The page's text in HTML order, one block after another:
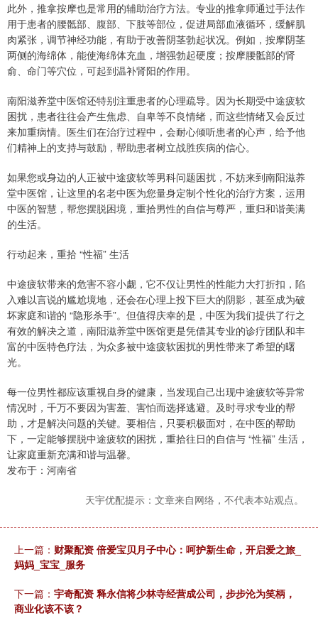
此外，推拿按摩也是常用的辅助治疗方法。专业的推拿师通过手法作
用于患者的腰骶部、腹部、下肢等部位，促进局部血液循环，缓解肌
肉紧张，调节神经功能，有助于改善阴茎勃起状况。例如，按摩阴茎
两侧的海绵体，能使海绵体充血，增强勃起硬度；按摩腰骶部的肾
俞、命门等穴位，可起到温补肾阳的作用。
南阳滋养堂中医馆还特别注重患者的心理疏导。因为长期受中途疲软
困扰，患者往往会产生焦虑、自卑等不良情绪，而这些情绪又会反过
来加重病情。医生们在治疗过程中，会耐心倾听患者的心声，给予他
们精神上的支持与鼓励，帮助患者树立战胜疾病的信心。
如果您或身边的人正被中途疲软等男科问题困扰，不妨来到南阳滋养
堂中医馆，让这里的名老中医为您量身定制个性化的治疗方案，运用
中医的智慧，帮您摆脱困境，重拾男性的自信与尊严，重归和谐美满
的生活。
行动起来，重拾 “性福” 生活
中途疲软带来的危害不容小觑，它不仅让男性的性能力大打折扣，陷
入难以言说的尴尬境地，还会在心理上投下巨大的阴影，甚至成为破
坏家庭和谐的 “隐形杀手”。但值得庆幸的是，中医为我们提供了行之
有效的解决之道，南阳滋养堂中医馆更是凭借其专业的诊疗团队和丰
富的中医特色疗法，为众多被中途疲软困扰的男性带来了希望的曙
光。
每一位男性都应该重视自身的健康，当发现自己出现中途疲软等异常
情况时，千万不要因为害羞、害怕而选择逃避。及时寻求专业的帮
助，才是解决问题的关键。要相信，只要积极面对，在中医的帮助
下，一定能够摆脱中途疲软的困扰，重拾往日的自信与 “性福” 生活，
让家庭重新充满和谐与温馨。
发布于：河南省
天宇优配提示：文章来自网络，不代表本站观点。
上一篇： 财聚配资 倍爱宝贝月子中心：呵护新生命，开启爱之旅_
妈妈_宝宝_服务
下一篇： 宇奇配资 释永信将少林寺经营成公司，步步沦为笑柄，
商业化该不该？